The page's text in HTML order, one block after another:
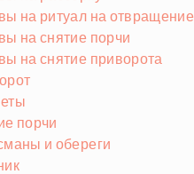
на ритуал на отвращение
на снятие порчи
на снятие приворота
порчи
и обереги